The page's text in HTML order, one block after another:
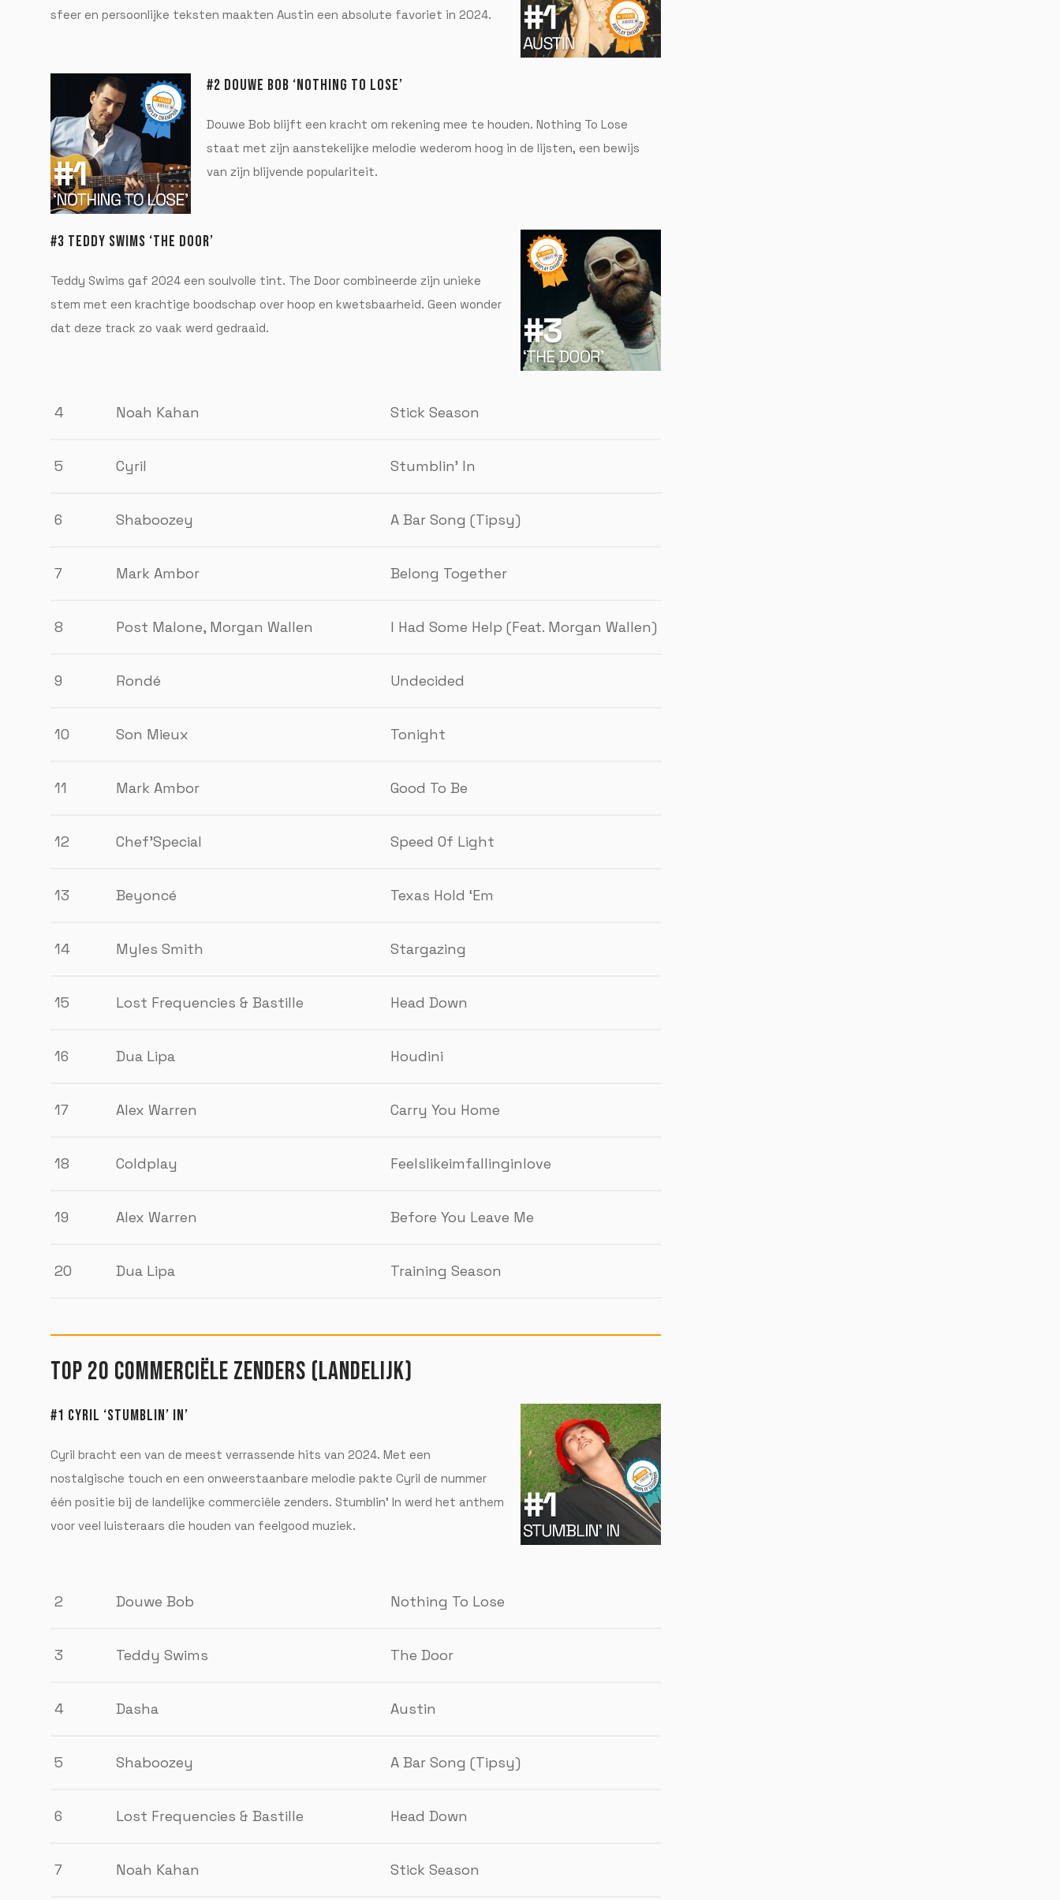
sfeer en persoonlijke teksten maakten Austin een absolute favoriet in 2024.
#2 DOUWE BOB ‘NOTHING TO LOSE’
Douwe Bob blijft een kracht om rekening mee te houden. Nothing To Lose
staat met zijn aanstekelijke melodie wederom hoog in de lijsten, een bewijs
van zijn blijvende populariteit.
#3 TEDDY SWIMS ‘THE DOOR’
Teddy Swims gaf 2024 een soulvolle tint. The Door combineerde zijn unieke
stem met een krachtige boodschap over hoop en kwetsbaarheid. Geen wonder
dat deze track zo vaak werd gedraaid.
4 Noah Kahan Stick Season
5 Cyril Stumblin’ In
6 Shaboozey A Bar Song (Tipsy)
7 Mark Ambor Belong Together
8 Post Malone, Morgan Wallen I Had Some Help (Feat. Morgan Wallen)
9 Rondé Undecided
10 Son Mieux Tonight
11 Mark Ambor Good To Be
12 Chef’Special Speed Of Light
13 Beyoncé Texas Hold ‘Em
14 Myles Smith Stargazing
15 Lost Frequencies & Bastille Head Down
16 Dua Lipa Houdini
17 Alex Warren Carry You Home
18 Coldplay Feelslikeimfallinginlove
19 Alex Warren Before You Leave Me
20 Dua Lipa Training Season
TOP 20 COMMERCIËLE ZENDERS (LANDELIJK)
#1 CYRIL ‘STUMBLIN’ IN’
Cyril bracht een van de meest verrassende hits van 2024. Met een
nostalgische touch en een onweerstaanbare melodie pakte Cyril de nummer
één positie bij de landelijke commerciële zenders. Stumblin’ In werd het anthem
voor veel luisteraars die houden van feelgood muziek.
2 Douwe Bob Nothing To Lose
3 Teddy Swims The Door
4 Dasha Austin
5 Shaboozey A Bar Song (Tipsy)
6 Lost Frequencies & Bastille Head Down
7 Noah Kahan Stick Season